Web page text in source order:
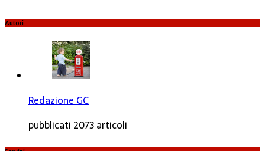
Autori
Redazione GC
pubblicati 2073 articoli